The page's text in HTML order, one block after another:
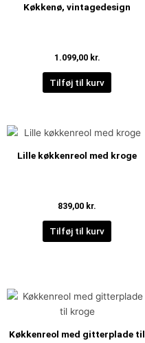
Køkkenø, vintagedesign
1.099,00 kr.
Tilføj til kurv
Lille køkkenreol med kroge
839,00 kr.
Tilføj til kurv
Køkkenreol med gitterplade til